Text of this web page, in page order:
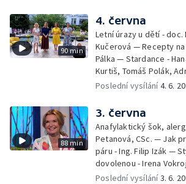
slavnosti – Jiří Krhut,
letní párty s přáteli –
Festival v ulicích –
noc
90 min
4. června
Letní úrazy u dětí - doc.
Kučerová — Recepty
Pálka — Stardance -
Kurtiš, Tomáš Polák,
Debbie — Dětský čin
Jírová — Patrik Eliáš —
léto - Míša Sedláčková
Poslední vysílání4. 6.
88 min
3. června
Anafylaktický šok,
Petanová, CSc. — Jak
páru - Ing. Filip Izák —
dovolenou - Irena
léto - paddleboard —
Poslední vysílání3. 6.